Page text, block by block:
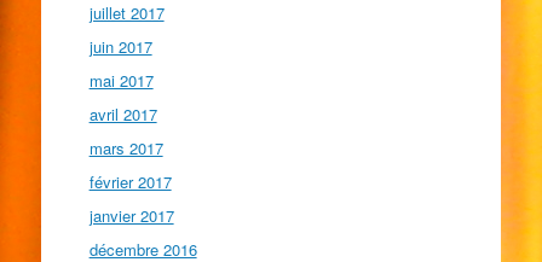
juillet 2017
juin 2017
mai 2017
avril 2017
mars 2017
février 2017
janvier 2017
décembre 2016